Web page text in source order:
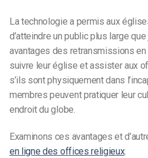
La technologie a permis aux
d’atteindre un public plus large
avantages des retransmissions
suivre leur église et assister aux
s’ils sont physiquement dans
membres peuvent pratiquer leur
endroit du globe.
Examinons ces avantages et
en ligne des offices religieux.